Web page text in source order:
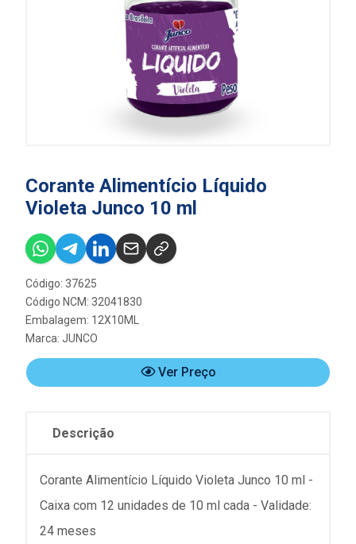
Corante Alimentício Líquido
Violeta Junco 10 ml
Código: 37625
Código NCM: 32041830
Embalagem: 12X10ML
Marca: JUNCO
Ver Preço
Descrição
Corante Alimentício Líquido Violeta Junco 10 ml -
Caixa com 12 unidades de 10 ml cada - Validade:
24 meses